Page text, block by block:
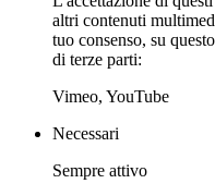
altri contenuti
tuo consenso, su
di terze parti:
Vimeo, YouTube
Necessari
Sempre attivo